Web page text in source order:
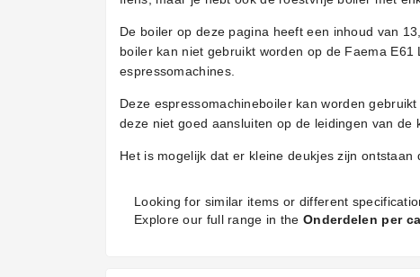
De boiler op deze pagina heeft een inhoud van
boiler kan niet gebruikt worden op de Faema
espressomachines.
Deze espressomachineboiler kan worden
deze niet goed aansluiten op de leidingen van de
Het is mogelijk dat er kleine deukjes zijn
Looking for similar items or different
Explore our full range in the Onderdelen per